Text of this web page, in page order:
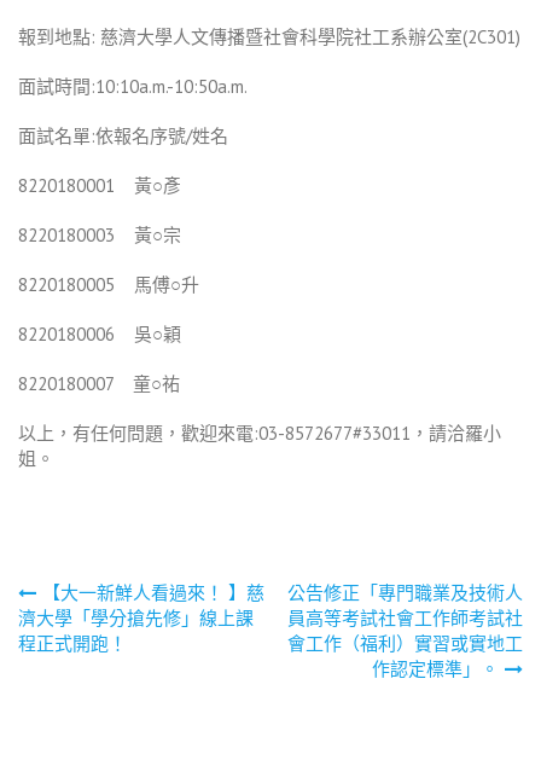
報到地點: 慈濟大學人文傳播暨社會科學院社工系辦公室(2C301)
面試時間:10:10a.m.-10:50a.m.
面試名單:依報名序號/姓名
8220180001 黃○彥
8220180003 黃○宗
8220180005 馬傅○升
8220180006 吳○穎
8220180007 童○祐
以上，有任何問題，歡迎來電:03-8572677#33011，請洽羅小
姐。
文
章
【大一新鮮人看過來！ 】慈
濟大學「學分搶先修」線上課
程正式開跑！
公告修正「專門職業及技術人
員高等考試社會工作師考試社
會工作（福利）實習或實地工
作認定標準」。